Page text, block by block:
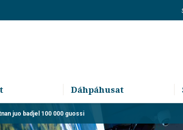
Dáhpáhusat
juo badjel 100 000 guossi